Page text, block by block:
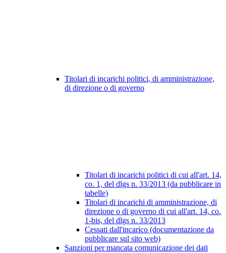
Titolari di incarichi politici, di amministrazione,
di direzione o di governo
Titolari di incarichi politici di cui all'art. 14,
co. 1, del dlgs n. 33/2013 (da pubblicare in
tabelle)
Titolari di incarichi di amministrazione, di
direzione o di governo di cui all'art. 14, co.
1-bis, del dlgs n. 33/2013
Cessati dall'incarico (documentazione da
pubblicare sul sito web)
Sanzioni per mancata comunicazione dei dati